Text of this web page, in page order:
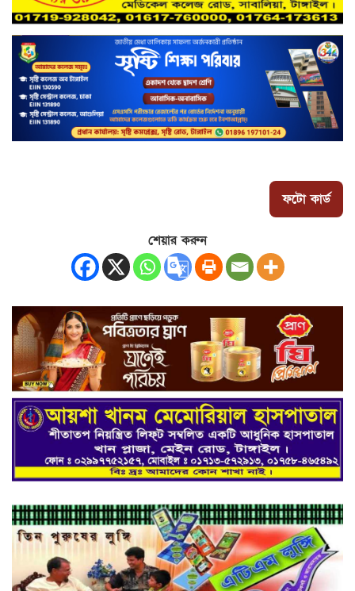
ফটো কার্ড
শেয়ার করুন